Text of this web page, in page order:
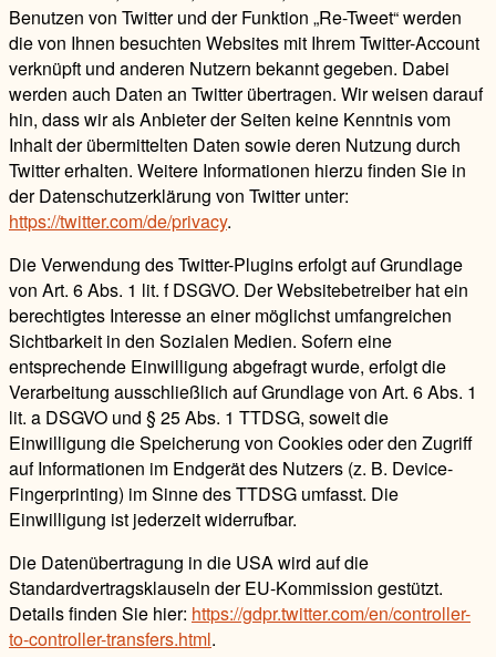
Benutzen von Twitter und der Funktion „Re-Tweet“ werden
die von Ihnen besuchten Websites mit Ihrem Twitter-Account
verknüpft und anderen Nutzern bekannt gegeben. Dabei
werden auch Daten an Twitter übertragen. Wir weisen darauf
hin, dass wir als Anbieter der Seiten keine Kenntnis vom
Inhalt der übermittelten Daten sowie deren Nutzung durch
Twitter erhalten. Weitere Informationen hierzu finden Sie in
der Datenschutzerklärung von Twitter unter:
https://twitter.com/de/privacy.
Die Verwendung des Twitter-Plugins erfolgt auf Grundlage
von Art. 6 Abs. 1 lit. f DSGVO. Der Websitebetreiber hat ein
berechtigtes Interesse an einer möglichst umfangreichen
Sichtbarkeit in den Sozialen Medien. Sofern eine
entsprechende Einwilligung abgefragt wurde, erfolgt die
Verarbeitung ausschließlich auf Grundlage von Art. 6 Abs. 1
lit. a DSGVO und § 25 Abs. 1 TTDSG, soweit die
Einwilligung die Speicherung von Cookies oder den Zugriff
auf Informationen im Endgerät des Nutzers (z. B. Device-
Fingerprinting) im Sinne des TTDSG umfasst. Die
Einwilligung ist jederzeit widerrufbar.
Die Datenübertragung in die USA wird auf die
Standardvertragsklauseln der EU-Kommission gestützt.
Details finden Sie hier: https://gdpr.twitter.com/en/controller-
to-controller-transfers.html.